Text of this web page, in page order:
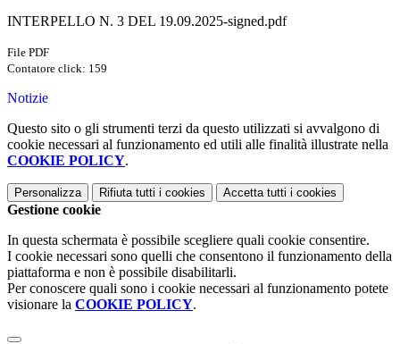
INTERPELLO N. 3 DEL 19.09.2025-signed.pdf
File PDF
Contatore click: 159
Notizie
Questo sito o gli strumenti terzi da questo utilizzati si avvalgono di
cookie necessari al funzionamento ed utili alle finalità illustrate nella
COOKIE POLICY.
Personalizza Rifiuta tutti i cookies Accetta tutti i cookies
Gestione cookie
In questa schermata è possibile scegliere quali cookie consentire.
I cookie necessari sono quelli che consentono il funzionamento della
piattaforma e non è possibile disabilitarli.
Per conoscere quali sono i cookie necessari al funzionamento potete
visionare la COOKIE POLICY.